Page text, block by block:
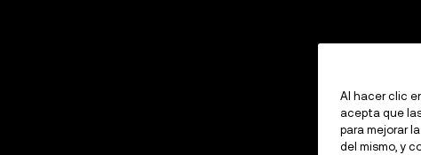
Al hacer clic
acepta que
para mejorar
del mismo, y